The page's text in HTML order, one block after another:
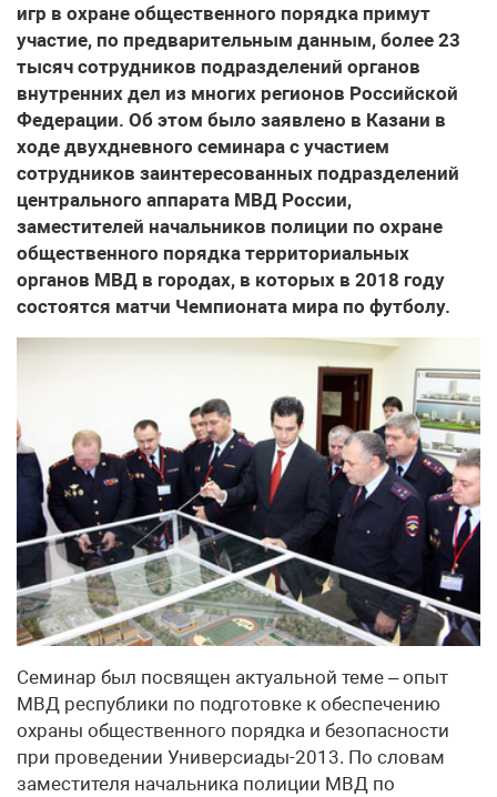
игр в охране общественного порядка примут
участие, по предварительным данным, более 23
тысяч сотрудников подразделений органов
внутренних дел из многих регионов Российской
Федерации. Об этом было заявлено в Казани в
ходе двухдневного семинара с участием
сотрудников заинтересованных подразделений
центрального аппарата МВД России,
заместителей начальников полиции по охране
общественного порядка территориальных
органов МВД в городах, в которых в 2018 году
состоятся матчи Чемпионата мира по футболу.
Семинар был посвящен актуальной теме – опыт
МВД республики по подготовке к обеспечению
охраны общественного порядка и безопасности
при проведении Универсиады-2013. По словам
заместителя начальника полиции МВД по